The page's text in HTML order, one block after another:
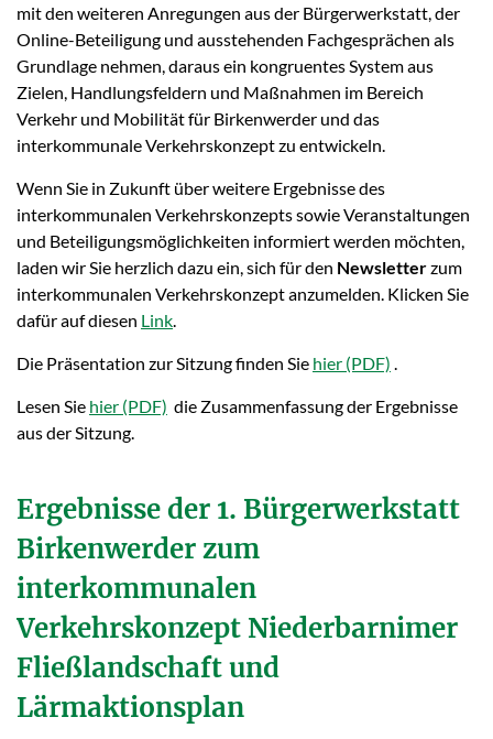
mit den weiteren Anregungen aus der Bürgerwerkstatt, der
Online-Beteiligung und ausstehenden Fachgesprächen als
Grundlage nehmen, daraus ein kongruentes System aus
Zielen, Handlungsfeldern und Maßnahmen im Bereich
Verkehr und Mobilität für Birkenwerder und das
interkommunale Verkehrskonzept zu entwickeln.
Wenn Sie in Zukunft über weitere Ergebnisse des
interkommunalen Verkehrskonzepts sowie Veranstaltungen
und Beteiligungsmöglichkeiten informiert werden möchten,
laden wir Sie herzlich dazu ein, sich für den Newsletterzum
interkommunalen Verkehrskonzept anzumelden. Klicken Sie
dafür auf diesen Link
Die Präsentation zur Sitzung finden Sie hier
Lesen Sie hier
die Zusammenfassung der Ergebnisse
aus der Sitzung.
Ergebnisse der 1. Bürgerwerkstatt
Birkenwerder zum
interkommunalen
Verkehrskonzept Niederbarnimer
Fließlandschaft und
Lärmaktionsplan